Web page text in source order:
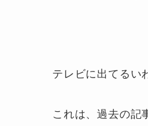
テレビに出てるい
これは、過去の記